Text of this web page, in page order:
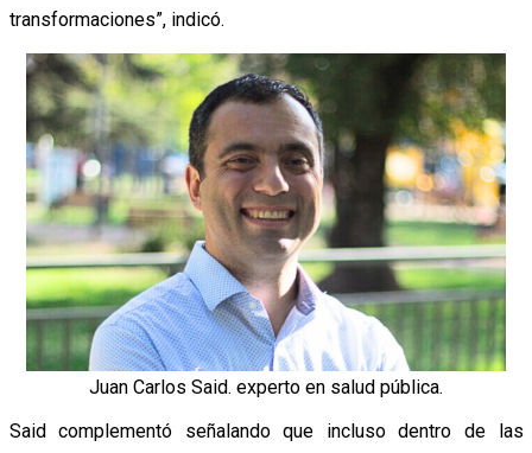
transformaciones”, indicó.
Juan Carlos Said. experto en salud pública.
Said complementó señalando que incluso dentro de las